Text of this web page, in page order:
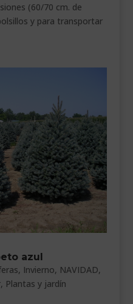
(60/70 cm. de
y para transportar
azul
, Invierno, NAVIDAD,
, Plantas y jardín